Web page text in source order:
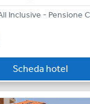
Scheda hotel